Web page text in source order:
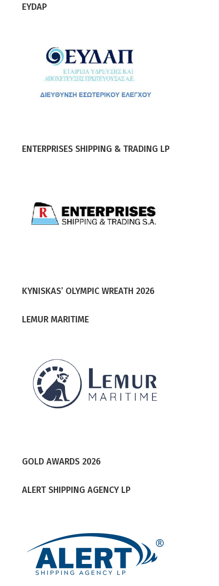
EYDAP
ENTERPRISES SHIPPING & TRADING LP
KYNISKAS’ OLYMPIC WREATH 2026
LEMUR MARITIME
GOLD AWARDS 2026
ALERT SHIPPING AGENCY LP